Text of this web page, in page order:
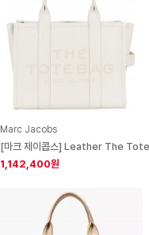
Marc Jacobs
[마크 제이콥스] Leather The
1,142,400원